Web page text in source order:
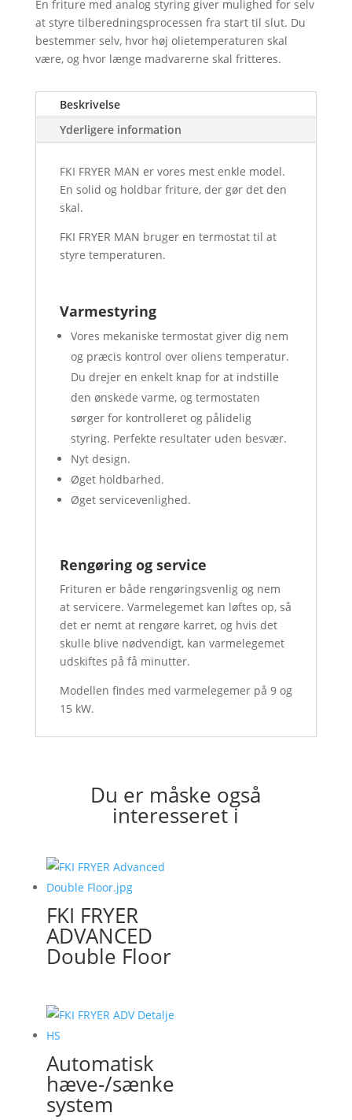
En friture med analog styring giver mulighed for selv
at styre tilberedningsprocessen fra start til slut. Du
bestemmer selv, hvor høj olietemperaturen skal
være, og hvor længe madvarerne skal fritteres.
Beskrivelse
Yderligere information
FKI FRYER MAN er vores mest enkle model.
En solid og holdbar friture, der gør det den
skal.
FKI FRYER MAN bruger en termostat til at
styre temperaturen.
Varmestyring
Vores mekaniske termostat giver dig nem
og præcis kontrol over oliens temperatur.
Du drejer en enkelt knap for at indstille
den ønskede varme, og termostaten
sørger for kontrolleret og pålidelig
styring. Perfekte resultater uden besvær.
Nyt design.
Øget holdbarhed.
Øget servicevenlighed.
Rengøring og service
Frituren er både rengøringsvenlig og nem
at servicere. Varmelegemet kan løftes op, så
det er nemt at rengøre karret, og hvis det
skulle blive nødvendigt, kan varmelegemet
udskiftes på få minutter.
Modellen findes med varmelegemer på 9 og
15 kW.
Du er måske også
interesseret i
FKI FRYER
ADVANCED
Double Floor
Automatisk
hæve-/sænke
system